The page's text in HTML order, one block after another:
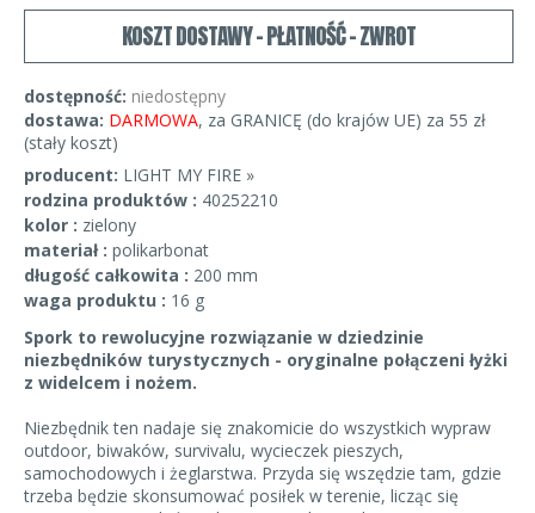
KOSZT DOSTAWY - PŁATNOŚĆ - ZWROT
dostępność: niedostępny
dostawa: DARMOWA, za GRANICĘ (do krajów UE) za 55 zł
(stały koszt)
producent: LIGHT MY FIRE »
rodzina produktów : 40252210
kolor : zielony
materiał : polikarbonat
długość całkowita : 200 mm
waga produktu : 16 g
Spork to rewolucyjne rozwiązanie w dziedzinie
niezbędników turystycznych - oryginalne połączeni łyżki
z widelcem i nożem.
Niezbędnik ten nadaje się znakomicie do wszystkich wypraw
outdoor, biwaków, survivalu, wycieczek pieszych,
samochodowych i żeglarstwa. Przyda się wszędzie tam, gdzie
trzeba będzie skonsumować posiłek w terenie, licząc się